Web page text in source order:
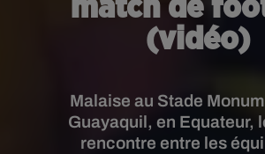
match de
(vidéo)
Malaise au Stade
Guayaquil, en Equateur,
rencontre entre les